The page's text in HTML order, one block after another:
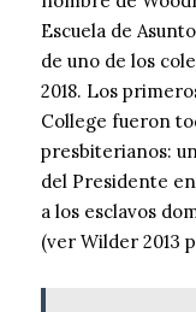
Escuela de
de uno de los
2018. Los
College fueron
presbiterianos:
del Presidente
a los esclavos
(ver Wilder 2013